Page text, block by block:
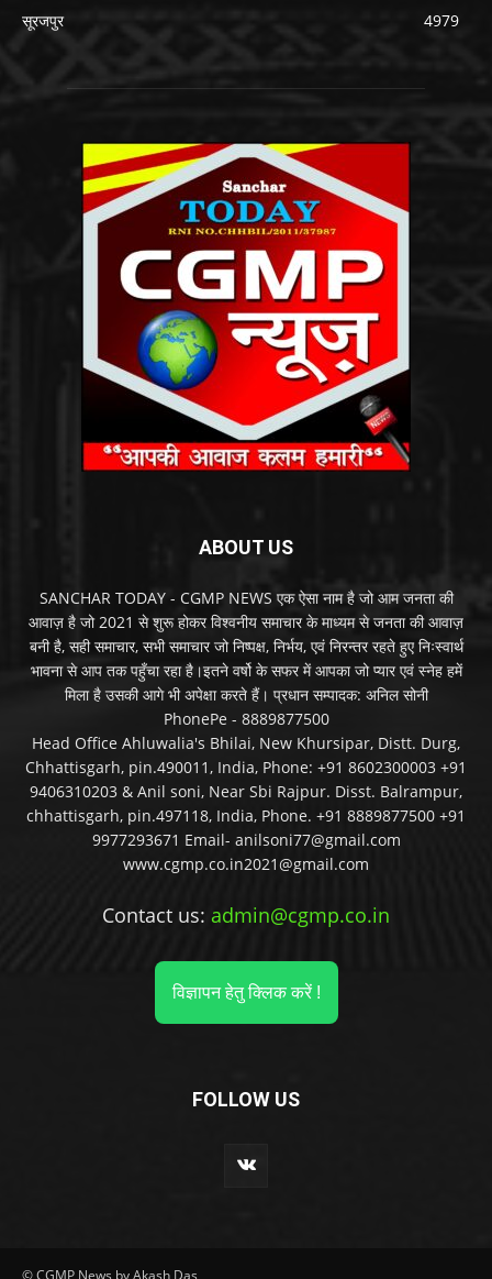
सूरजपुर
4979
ABOUT US
SANCHAR TODAY - CGMP NEWS एक ऐसा नाम है जो आम जनता की
आवाज़ है जो 2021 से शुरू होकर विश्वनीय समाचार के माध्यम से जनता की आवाज़
बनी है, सही समाचार, सभी समाचार जो निष्पक्ष, निर्भय, एवं निरन्तर रहते हुए निःस्वार्थ
भावना से आप तक पहुँचा रहा है।इतने वर्षो के सफर में आपका जो प्यार एवं स्नेह हमें
मिला है उसकी आगे भी अपेक्षा करते हैं। प्रधान सम्पादक: अनिल सोनी
PhonePe - 8889877500
Head Office Ahluwalia's Bhilai, New Khursipar, Distt. Durg,
Chhattisgarh, pin.490011, India, Phone: +91 8602300003 +91
9406310203 & Anil soni, Near Sbi Rajpur. Disst. Balrampur,
chhattisgarh, pin.497118, India, Phone. +91 8889877500 +91
9977293671 Email- anilsoni77@gmail.com
www.cgmp.co.in2021@gmail.com
Contact us: admin@cgmp.co.in
विज्ञापन हेतु क्लिक करें !
FOLLOW US
© CGMP News by Akash Das